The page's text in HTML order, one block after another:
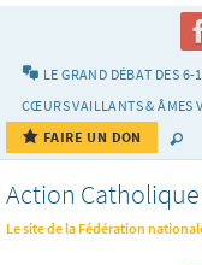
LE GRAND DÉBAT DES 6-
CŒURS VAILLANTS & ÂMES
FAIRE UN DON
Action
Le site de la Fédération